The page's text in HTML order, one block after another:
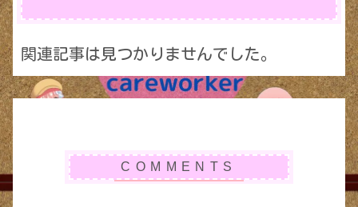
関連記事は見つかりませんでした。